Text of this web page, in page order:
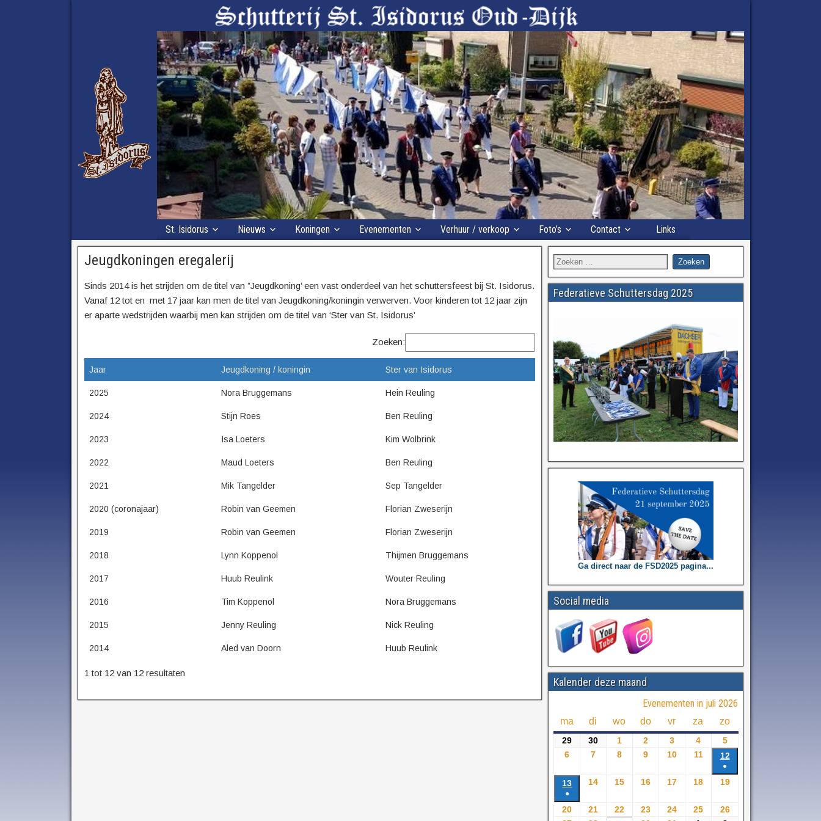
St. Isidorus Nieuws Koningen Evenementen Verhuur / verkoop Foto’s Contact Links
Jeugdkoningen eregalerij
Sinds 2014 is het strijden om de titel van ”Jeugdkoning’ een vast onderdeel van het schuttersfeest bij St. Isidorus.
Vanaf 12 tot en met 17 jaar kan men de titel van Jeugdkoning/koningin verwerven. Voor kinderen tot 12 jaar zijn
er aparte wedstrijden waarbij men kan strijden om de titel van ‘Ster van St. Isidorus’
Zoeken:
Jaar Jeugdkoning / koningin Ster van Isidorus
2025 Nora Bruggemans Hein Reuling
2024 Stijn Roes Ben Reuling
2023 Isa Loeters Kim Wolbrink
2022 Maud Loeters Ben Reuling
2021 Mik Tangelder Sep Tangelder
2020 (coronajaar) Robin van Geemen Florian Zweserijn
2019 Robin van Geemen Florian Zweserijn
2018 Lynn Koppenol Thijmen Bruggemans
2017 Huub Reulink Wouter Reuling
2016 Tim Koppenol Nora Bruggemans
2015 Jenny Reuling Nick Reuling
2014 Aled van Doorn Huub Reulink
1 tot 12 van 12 resultaten
Federatieve Schuttersdag 2025
Ga direct naar de FSD2025 pagina...
Social media
Kalender deze maand
Evenementen in juli 2026
ma di wo do vr za zo
29 30 1 2 3 4
5
6
7 8 9 10 11 12
●
13
●
14 15 16 17 18 19
20 21 22 23 24 25
26